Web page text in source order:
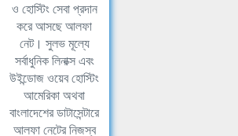
ও হোস্টিং সেবা প্রদান
করে আসছে আলফা
নেট। সুলভ মূল্যে
সর্বাধুনিক লিনাক্স এবং
উইন্ডোজ ওয়েব হোস্টিং
আমেরিকা অথবা
বাংলাদেশের ডাটাসেন্টারে
আলফা নেটের নিজস্ব